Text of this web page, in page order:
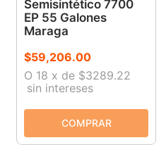
Semisintético 7700
EP 55 Galones
Maraga
$59,206.00
O 18 x de $3289.22
sin intereses